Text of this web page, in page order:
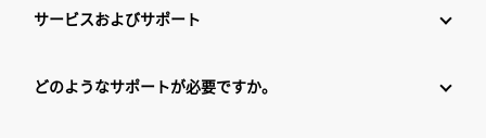
サービスおよびサポート
どのようなサポートが必要ですか。